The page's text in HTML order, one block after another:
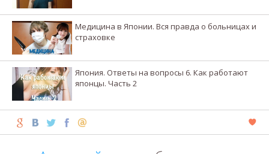
Медицина в Японии. Вся правда о больницах и
страховке
Япония. Ответы на вопросы 6. Как работают
японцы. Часть 2